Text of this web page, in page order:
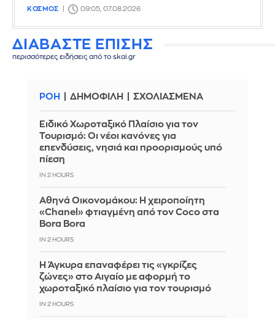
ΚΟΣΜΟΣ 09:05, 07.08.2026
ΔΙΑΒΑΣΤΕ ΕΠΙΣΗΣ
περισσότερες ειδήσεις από το skai.gr
ΡΟΗ ΔΗΜΟΦΙΛΗ ΣΧΟΛΙΑΣΜΕΝΑ
Ειδικό Χωροταξικό Πλαίσιο για τον
Τουρισμό: Οι νέοι κανόνες για
επενδύσεις, νησιά και προορισμούς υπό
πίεση
IN 2 HOURS
Αθηνά Οικονομάκου: Η χειροποίητη
«Chanel» φτιαγμένη από τον Coco στα
Bora Bora
IN 2 HOURS
Η Άγκυρα επαναφέρει τις «γκρίζες
ζώνες» στο Αιγαίο με αφορμή το
χωροταξικό πλαίσιο για τον τουρισμό
IN 2 HOURS